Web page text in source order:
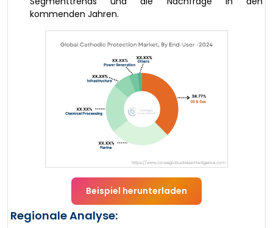
kommenden Jahren.
Beispiel herunterladen
Regionale Analyse: